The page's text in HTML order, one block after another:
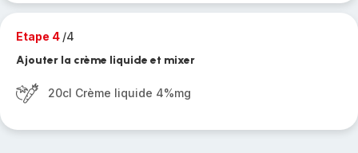
Etape 4 /4
Ajouter la crème liquide et mixer
20cl Crème liquide 4%mg